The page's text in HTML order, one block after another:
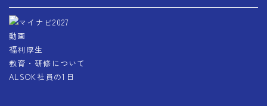
動画
福利厚生
教育・研修について
ALSOK社員の1日